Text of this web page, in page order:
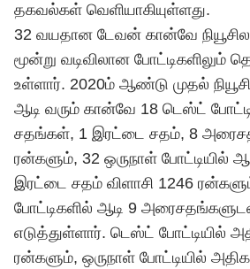
தகவல்கள் வெளியாகியுள்ளது.
32 வயதான டேவன் கான்வே
மூன்று வடிவிலான போட்டிகளிலும்
உள்ளார். 2020ம் ஆண்டு முதல்
ஆடி வரும் கான்வே 18 டெஸ்ட்
சதங்கள், 1 இரட்டை சதம், 8
ரன்களும், 32 ஒருநாள் போட்டியில்
இரட்டை சதம் விளாசி 1246
போட்டிகளில் ஆடி 9
எடுத்துள்ளார். டெஸ்ட் போட்டியில்
ரன்களும், ஒருநாள் போட்டியில்